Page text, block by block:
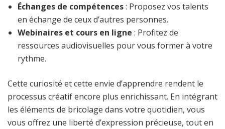
Échanges de compétences: Proposez vos talents
en échange de ceux d’autres personnes.
Webinaires et cours en ligne : Profitez de
ressources audiovisuelles pour vous former à votre
rythme.
Cette curiosité et cette envie d’apprendre rendent le
processus créatif encore plus enrichissant. En intégrant
les éléments de bricolage dans votre quotidien, vous
vous offrez une liberté d’expression précieuse, tout en